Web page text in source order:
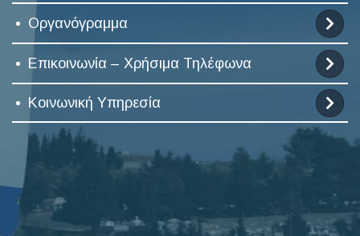
Οργανόγραμμα
Επικοινωνία – Χρήσιμα Τηλέφωνα
Κοινωνική Υπηρεσία